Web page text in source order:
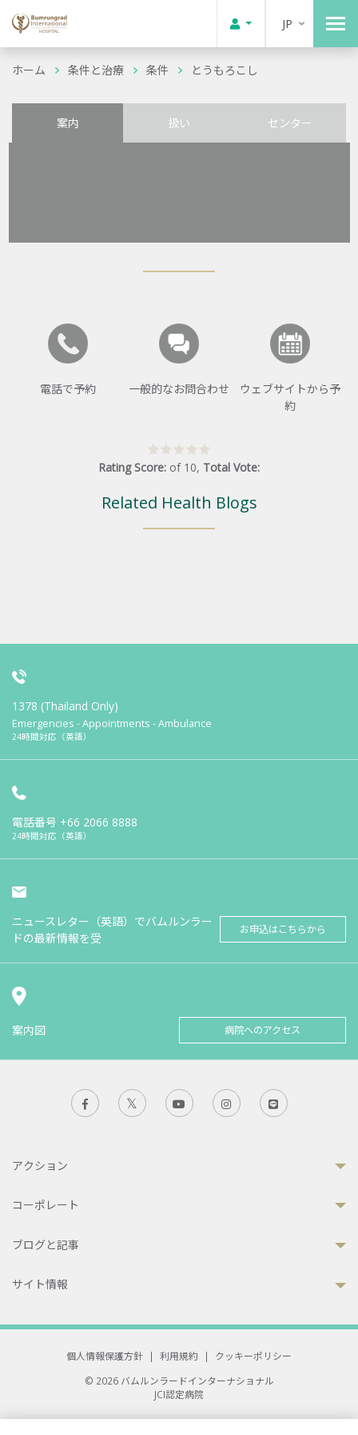
JP
ホーム 条件と治療 条件 とうもろこし
案内 扱い センター
電話で予約 一般的なお問合わせ
ウェブサイトから予
約
Rating Score: of 10, Total Vote:
Related Health Blogs
1378 (Thailand Only)
Emergencies - Appointments - Ambulance
24時間対応（英語）
電話番号 +66 2066 8888
24時間対応（英語）
ニュースレター（英語）でバムルンラー
ドの最新情報を受
お申込はこちらから
案内図 病院へのアクセス
アクション
コーポレート
ブログと記事
サイト情報
個人情報保護方針 | 利用規約 |
クッキーポリシー
© 2026 バムルンラードインターナショナル
JCI認定病院